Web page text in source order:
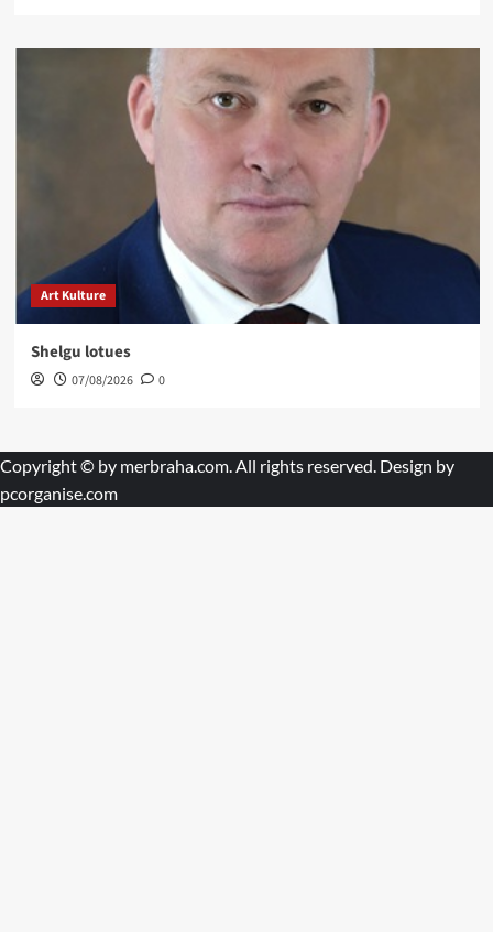
Art Kulture
Shelgu lotues
07/08/2026 0
Copyright © by merbraha.com. All rights reserved. Design by
pcorganise.com